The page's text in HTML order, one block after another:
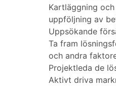
Kartläggning
uppföljning av
Uppsökande
Ta fram
och andra
Projektleda de
Aktivt driva